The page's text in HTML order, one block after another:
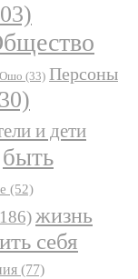
Ошо (33) Персоны
и дети
быть
(52)
жизнь
себя
(77)